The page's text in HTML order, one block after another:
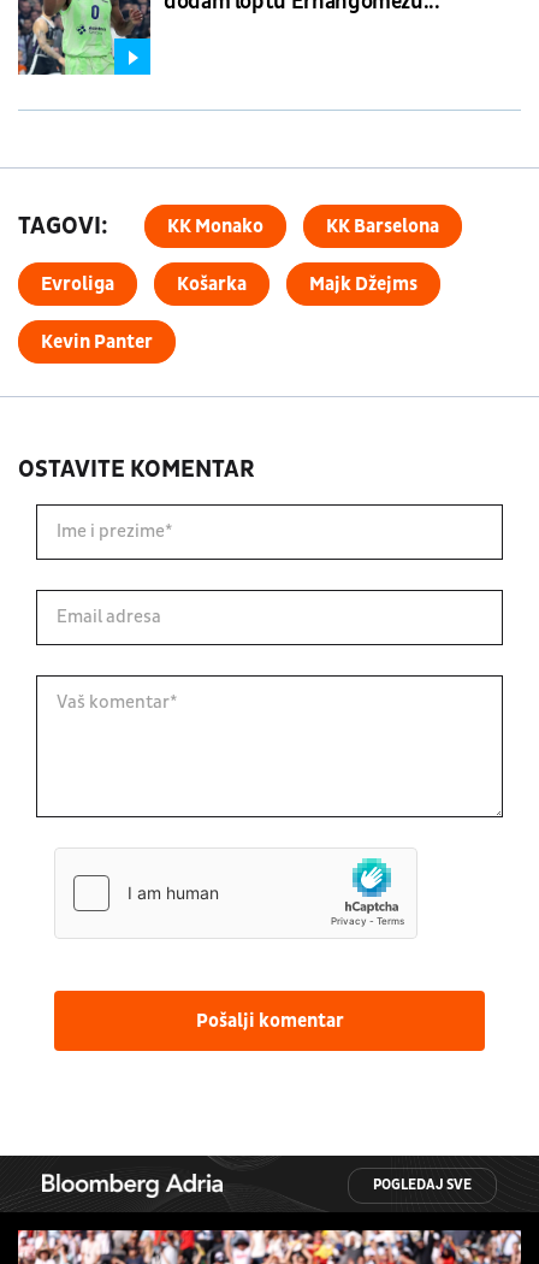
TAGOVI: KK Monako KK Barselona
Evroliga Košarka Majk Džejms
Kevin Panter
OSTAVITE KOMENTAR
Pošalji komentar
POGLEDAJ SVE